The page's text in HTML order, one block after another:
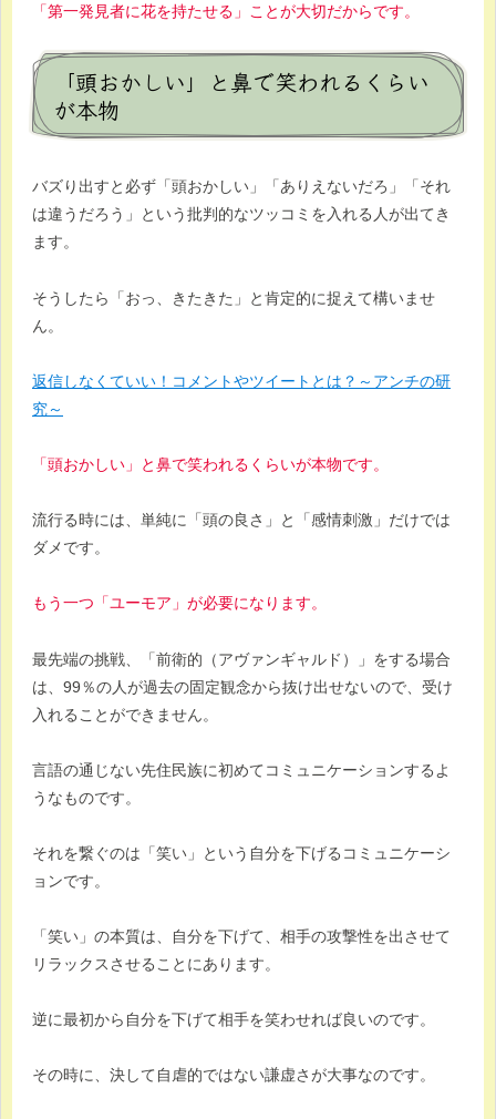
「第一発見者に花を持たせる」ことが大切だからです。
「頭おかしい」と鼻で笑われるくらい
が本物
バズり出すと必ず「頭おかしい」「ありえないだろ」「それ
は違うだろう」という批判的なツッコミを入れる人が出てき
ます。
そうしたら「おっ、きたきた」と肯定的に捉えて構いませ
ん。
返信しなくていい！コメントやツイートとは？～アンチの研
究～
「頭おかしい」と鼻で笑われるくらいが本物です。
流行る時には、単純に「頭の良さ」と「感情刺激」だけでは
ダメです。
もう一つ「ユーモア」が必要になります。
最先端の挑戦、「前衛的（アヴァンギャルド）」をする場合
は、99％の人が過去の固定観念から抜け出せないので、受け
入れることができません。
言語の通じない先住民族に初めてコミュニケーションするよ
うなものです。
それを繋ぐのは「笑い」という自分を下げるコミュニケーシ
ョンです。
「笑い」の本質は、自分を下げて、相手の攻撃性を出させて
リラックスさせることにあります。
逆に最初から自分を下げて相手を笑わせれば良いのです。
その時に、決して自虐的ではない謙虚さが大事なのです。